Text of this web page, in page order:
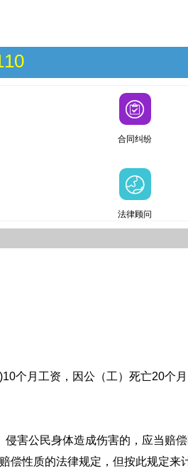
合同纠纷
法律顾问
月工资，因公（工）死亡20个
公民身体造成伤害的，应当赔
偿性质的法律规定，但按此规定